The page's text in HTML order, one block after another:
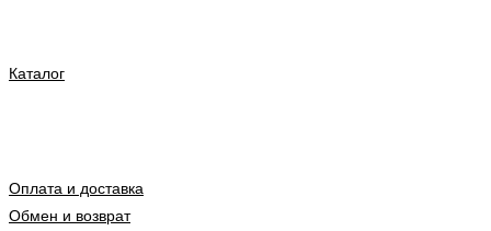
Каталог
Оплата и доставка
Обмен и возврат